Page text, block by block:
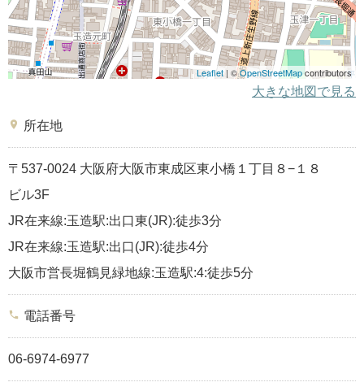
Leaflet | ©OpenStreetMapcontributors
大きな地図で見る
place 所在地
〒537-0024 大阪府大阪市東成区東小橋１丁目８−１８
ビル3F
JR在来線:玉造駅:出口東(JR):徒歩3分
JR在来線:玉造駅:出口(JR):徒歩4分
大阪市営長堀鶴見緑地線:玉造駅:4:徒歩5分
phone 電話番号
06-6974-6977